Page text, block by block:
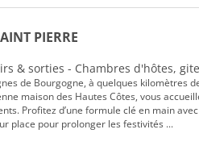
PIERRE
& sorties - Chambres d'hôtes,
de Bourgogne, à quelques kilomètres
maison des Hautes Côtes, vous
Profitez d’une formule clé en main
place pour prolonger les festivités ...